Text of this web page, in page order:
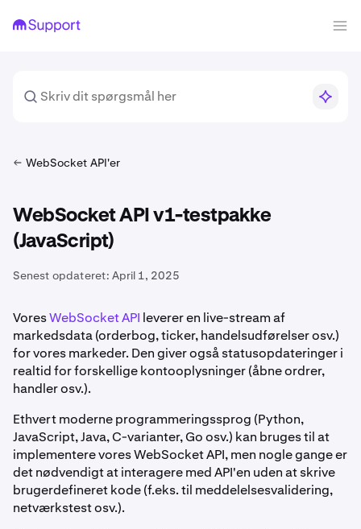
WebSocket API'er
WebSocket API v1-testpakke
(JavaScript)
Senest opdateret: April 1, 2025
VoresWebSocket API leverer en live-stream af
markedsdata (orderbog, ticker, handelsudførelser osv.)
for vores markeder. Den giver også statusopdateringer i
realtid for forskellige kontooplysninger (åbne ordrer,
handler osv.).
Ethvert moderne programmeringssprog (Python,
JavaScript, Java, C-varianter, Go osv.) kan bruges til at
implementere vores WebSocket API, men nogle gange er
det nødvendigt at interagere med API'en uden at skrive
brugerdefineret kode (f.eks. til meddelelsesvalidering,
netværkstest osv.).